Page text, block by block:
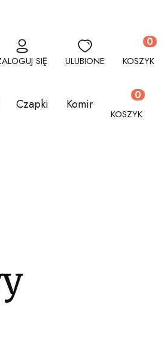
SIĘ ULUBIONE KOSZYK
Czapki Kominy Komplety
KOSZYK